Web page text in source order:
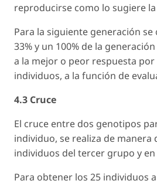
reproducirse como lo sugiere la
Para la siguiente generación
33% y un 100% de la
a la mejor o peor respuesta
individuos, a la función de
4.3 Cruce
El cruce entre dos genotipos
individuo, se realiza de manera
individuos del tercer grupo y
Para obtener los 25 individuos